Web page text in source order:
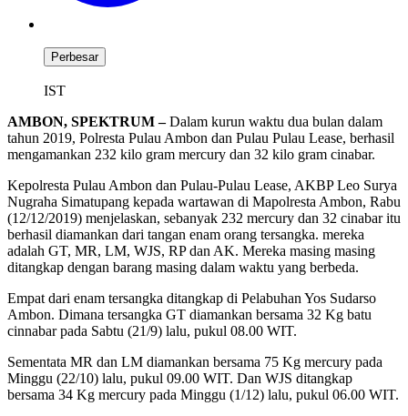
Perbesar
IST
AMBON, SPEKTRUM –Dalam kurun waktu dua bulan dalam
tahun 2019, Polresta Pulau Ambon dan Pulau Pulau Lease, berhasil
mengamankan 232 kilo gram mercury dan 32 kilo gram cinabar.
Kepolresta Pulau Ambon dan Pulau-Pulau Lease, AKBP Leo Surya
Nugraha Simatupang kepada wartawan di Mapolresta Ambon, Rabu
(12/12/2019) menjelaskan, sebanyak 232 mercury dan 32 cinabar itu
berhasil diamankan dari tangan enam orang tersangka. mereka
adalah GT, MR, LM, WJS, RP dan AK. Mereka masing masing
ditangkap dengan barang masing dalam waktu yang berbeda.
Empat dari enam tersangka ditangkap di Pelabuhan Yos Sudarso
Ambon. Dimana tersangka GT diamankan bersama 32 Kg batu
cinnabar pada Sabtu (21/9) lalu, pukul 08.00 WIT.
Sementata MR dan LM diamankan bersama 75 Kg mercury pada
Minggu (22/10) lalu, pukul 09.00 WIT. Dan WJS ditangkap
bersama 34 Kg mercury pada Minggu (1/12) lalu, pukul 06.00 WIT.